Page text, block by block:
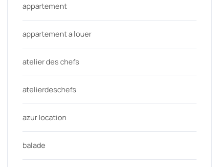
appartement
appartement a louer
atelier des chefs
atelierdeschefs
azur location
balade